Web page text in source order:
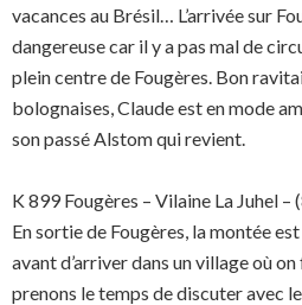
vacances au Brésil… L’arrivée sur
dangereuse car il y a pas mal de
plein centre de Fougères. Bon
bolognaises, Claude est en mode
son passé Alstom qui revient.
K 899 Fougères – Vilaine La Juhel
En sortie de Fougères, la montée
avant d’arriver dans un village où
prenons le temps de discuter avec